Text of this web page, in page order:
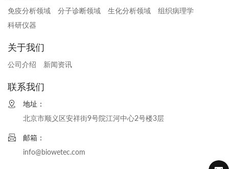
免疫分析领域 分子诊断领域 生化分析领域
组织病理学
科研仪器
关于我们
公司介绍 新闻资讯
联系我们
地址：
北京市顺义区安祥街9号院江河中心2号楼3层
邮箱：
info@biowetec.com